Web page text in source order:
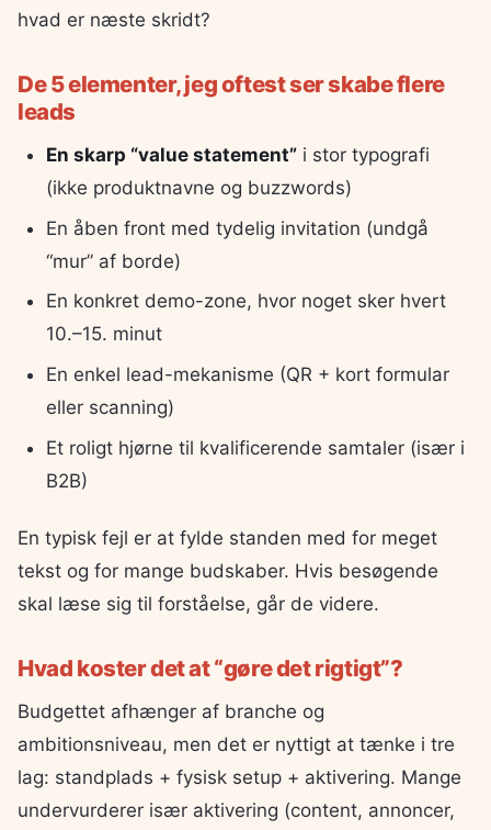
hvad er næste skridt?
De 5 elementer, jeg oftest ser skabe flere
leads
En skarp “value statement”i stor typografi
(ikke produktnavne og buzzwords)
En åben front med tydelig invitation (undgå
“mur” af borde)
En konkret demo-zone, hvor noget sker hvert
10.–15. minut
En enkel lead-mekanisme (QR + kort formular
eller scanning)
Et roligt hjørne til kvalificerende samtaler (især i
B2B)
En typisk fejl er at fylde standen med for meget
tekst og for mange budskaber. Hvis besøgende
skal læse sig til forståelse, går de videre.
Hvad koster det at “gøre det rigtigt”?
Budgettet afhænger af branche og
ambitionsniveau, men det er nyttigt at tænke i tre
lag: standplads + fysisk setup + aktivering. Mange
undervurderer især aktivering (content, annoncer,